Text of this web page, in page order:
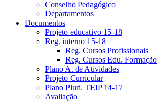
Conselho Pedagógico
Departamentos
Documentos
Projeto educativo 15-18
Reg. interno 15-18
Reg. Cursos Profissionais
Reg. Cursos Edu. Formação
Plano A. de Atividades
Projeto Curricular
Plano Pluri. TEIP 14-17
Avaliação